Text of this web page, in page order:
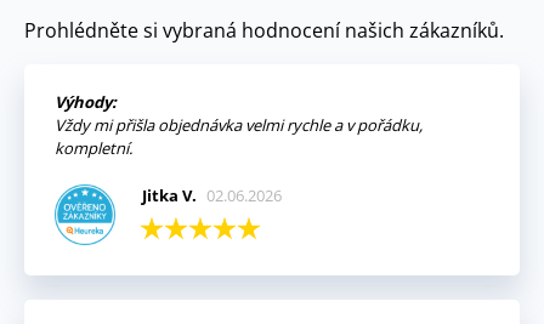
Prohlédněte si vybraná hodnocení našich zákazníků.
Výhody:
Vždy mi přišla objednávka velmi rychle a v pořádku,
kompletní.
Jitka V. 02.06.2026